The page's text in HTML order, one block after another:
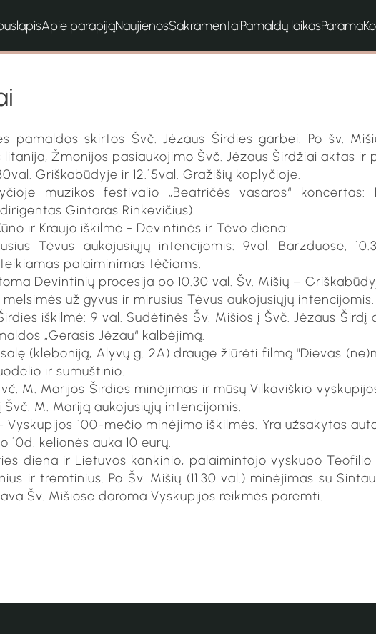
Apie parapijąNaujienosSakramentaiPamaldų laikasParama
pamaldos skirtos Švč. Jėzaus Širdies garbei. Po šv.
litanija, Žmonijos pasiaukojimo Švč. Jėzaus Širdžiai aktas ir
Griškabūdyje ir 12.15val. Gražišių koplyčioje.
muzikos festivalio „Beatričės vasaros“ koncertas:
Gintaras Rinkevičius).
ir Kraujo iškilmė - Devintinės ir Tėvo diena:
Tėvus aukojusiųjų intencijomis: 9val. Barzduose,
palaiminimas tėčiams.
Devintinių procesija po 10.30 val. Šv. Mišių –
melsimės už gyvus ir mirusius Tėvus aukojusiųjų intencijomis.
iškilmė: 9 val. Sudėtinės Šv. Mišios į Švč. Jėzaus Širdį
„Gerasis Jėzau“ kalbėjimą.
(kleboniją, Alyvų g. 2A) drauge žiūrėti filmą "Dievas
ir sumuštinio.
M. Marijos Širdies minėjimas ir mūsų Vilkaviškio
Švč. M. Mariją aukojusiųjų intencijomis.
Vyskupijos 100-mečio minėjimo iškilmės. Yra užsakytas
kelionės auka 10 eurų.
diena ir Lietuvos kankinio, palaimintojo vyskupo Teofilio
ir tremtinius. Po Šv. Mišių (11.30 val.) minėjimas su
Šv. Mišiose daroma Vyskupijos reikmės paremti.